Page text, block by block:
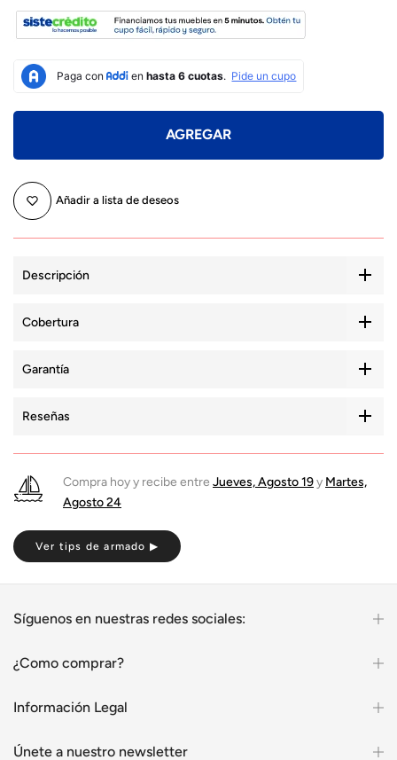
AGREGAR
Añadir a lista de deseos
Descripción
Cobertura
Garantía
Reseñas
Compra hoy y recibe entre Jueves, Agosto 19y Martes,
Agosto 24
Ver tips de armado ▶
Síguenos en nuestras redes sociales:
¿Como comprar?
Información Legal
Únete a nuestro newsletter